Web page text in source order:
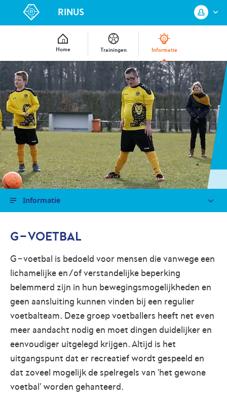
RINUS
Home Trainingen Informatie
Log in met je KNVB Account of maak
een nieuw KNVB Account aan.
Inloggen
Registreren
Informatie
G-VOETBAL
G‑voetbal is bedoeld voor mensen die vanwege een
lichamelijke en/of verstandelijke beperking
belemmerd zijn in hun bewegingsmogelijkheden en
geen aansluiting kunnen vinden bij een regulier
voetbalteam. Deze groep voetballers heeft net even
meer aandacht nodig en moet dingen duidelijker en
eenvoudiger uitgelegd krijgen. Altijd is het
uitgangspunt dat er recreatief wordt gespeeld en
dat zoveel mogelijk de spelregels van ‘het gewone
voetbal’ worden gehanteerd.